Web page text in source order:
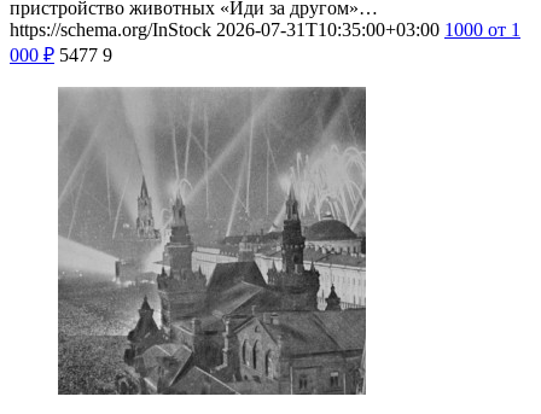
пристройство животных «Иди за другом»…
https://schema.org/InStock 2026-07-31T10:35:00+03:00 1000 от 1
000 ₽ 5477 9